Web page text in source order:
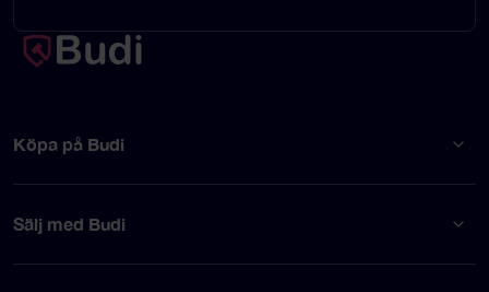
Köpa på Budi
Sälj med Budi